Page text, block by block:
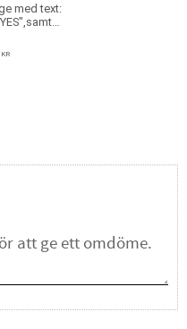
med text:
Hängets
KR